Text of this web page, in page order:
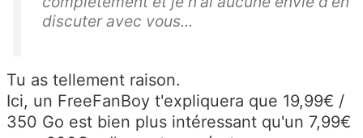
discuter avec vous...
Tu as tellement raison.
Ici, un FreeFanBoy t'expliquera que 19,99€ /
350 Go est bien plus intéressant qu'un 7,99€